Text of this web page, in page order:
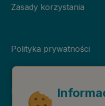
Zasady korzystania
Polityka prywatności
Deklaracja dostępności